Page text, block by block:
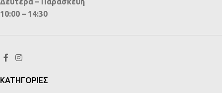
10:00 – 14:30
ΚΑΤΗΓΟΡΙΕΣ